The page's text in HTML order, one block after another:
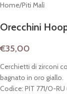
Home/Piti Malì
Orecchini
€35,00
Cerchietti di zirconi
bagnato in oro giallo.
Codice: PIT 771/O-RU